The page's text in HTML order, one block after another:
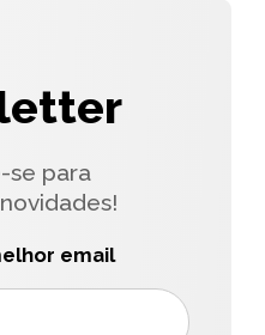
se para
email